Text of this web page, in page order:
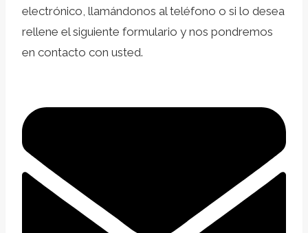
electrónico, llamándonos al teléfono o si lo desea
rellene el siguiente formulario y nos pondremos
en contacto con usted.